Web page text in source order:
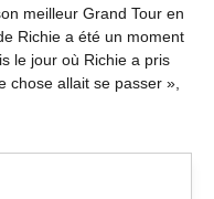
meilleur Grand Tour en
Richie a été un moment
le jour où Richie a pris
chose allait se passer »,